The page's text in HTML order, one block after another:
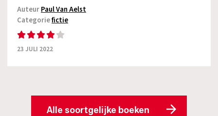
AuteurPaul Van Aelst
Categoriefictie
23 JULI 2022
Alle soortgelijke boeken